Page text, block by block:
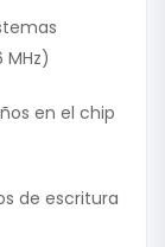
MHz)
en el chip
de escritura